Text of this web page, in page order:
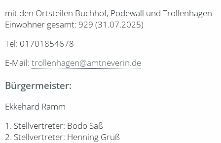
mit den Ortsteilen Buchhof, Podewall und Trollenhagen
Einwohner gesamt: 929 (31.07.2025)
Tel: 01701854678
E-Mail: trollenhagen@amtneverin.de
Bürgermeister:
Ekkehard Ramm
1. Stellvertreter: Bodo Saß
2. Stellvertreter: Henning Gruß